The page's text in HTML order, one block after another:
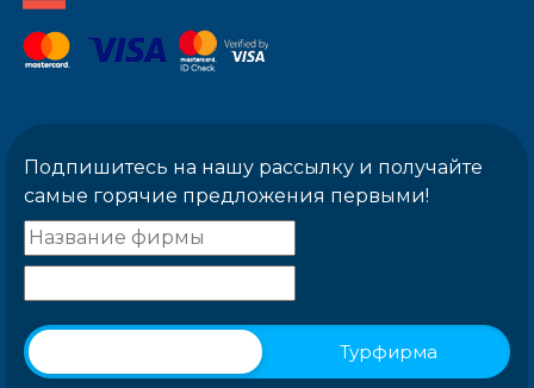
Подпишитесь на нашу рассылку и получайте
самые горячие предложения первыми!
Турфирма